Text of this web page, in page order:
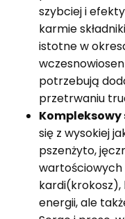
szybciej i
karmie
istotne w
potrzebują
przetrwaniu
Kompleksowy
się z wysokiej
pszenżyto,
wartościowych
energii, ale